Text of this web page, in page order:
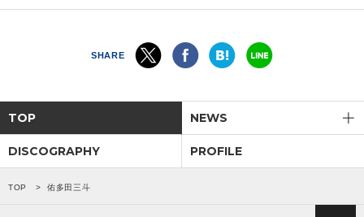
SHARE
TOP NEWS
DISCOGRAPHY PROFILE
TOP 佑多田三斗